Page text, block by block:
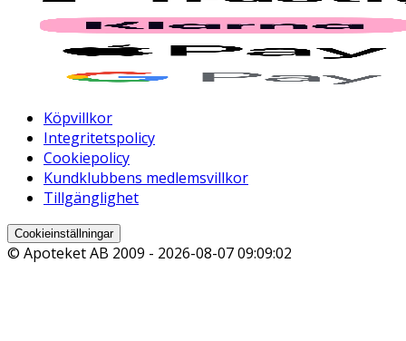
Köpvillkor
Integritetspolicy
Cookiepolicy
Kundklubbens medlemsvillkor
Tillgänglighet
Cookieinställningar
© Apoteket AB 2009 - 2026-08-07 09:09:02